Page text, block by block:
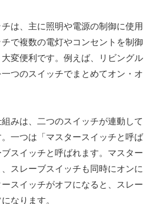
は、主に照明や電源の制御に使用
で複数の電灯やコンセントを制御
変便利です。例えば、リビングル
つのスイッチでまとめてオン・オ
みは、二つのスイッチが連動して
一つは「マスタースイッチと呼ば
スイッチと呼ばれます。マスター
スレーブスイッチも同時にオンに
スイッチがオフになると、スレー
なります。